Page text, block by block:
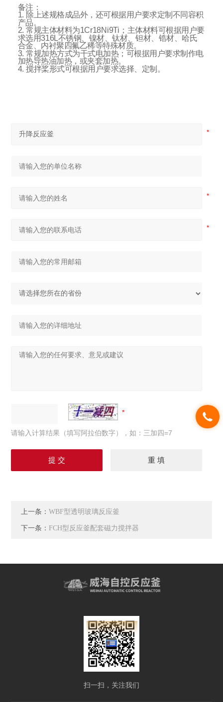
备注：
1. 除上述规格成品外，还可根据用户要求定制不同容积
产品。
2. 常规主体材料为1Cr18Ni9Ti；主体材料可根据用户要
求选用316L不锈钢、镍材、钛材、钽材、锆材、哈氏
合金、内衬聚四氟乙稀等特殊材质。
3. 常规加热方式为干式电加热；可根据用户要求制作电
加热导热油加热，或夹套加热。
4. 搅拌桨形式可根据用户要求选择、定制。
请输入计算结果（填写阿拉伯数字），如：三加四=7
上一条：WBF型透明玻璃反应釜
下一条： FCH型反应釜配套磁力搅拌器
扫一扫，关注我们